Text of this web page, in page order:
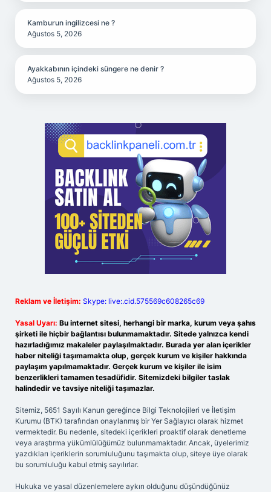
Kamburun ingilizcesi ne ?
Ağustos 5, 2026
Ayakkabının içindeki süngere ne denir ?
Ağustos 5, 2026
Reklam ve İletişim: Skype: live:.cid.575569c608265c69
Yasal Uyarı: Bu internet sitesi, herhangi bir marka, kurum veya şahıs
şirketi ile hiçbir bağlantısı bulunmamaktadır. Sitede yalnızca kendi
hazırladığımız makaleler paylaşılmaktadır. Burada yer alan içerikler
haber niteliği taşımamakta olup, gerçek kurum ve kişiler hakkında
paylaşım yapılmamaktadır. Gerçek kurum ve kişiler ile isim
benzerlikleri tamamen tesadüfidir. Sitemizdeki bilgiler taslak
halindedir ve tavsiye niteliği taşımazlar.
Sitemiz, 5651 Sayılı Kanun gereğince Bilgi Teknolojileri ve İletişim
Kurumu (BTK) tarafından onaylanmış bir Yer Sağlayıcı olarak hizmet
vermektedir. Bu nedenle, sitedeki içerikleri proaktif olarak denetleme
veya araştırma yükümlülüğümüz bulunmamaktadır. Ancak, üyelerimiz
yazdıkları içeriklerin sorumluluğunu taşımakta olup, siteye üye olarak
bu sorumluluğu kabul etmiş sayılırlar.
Hukuka ve yasal düzenlemelere aykırı olduğunu düşündüğünüz